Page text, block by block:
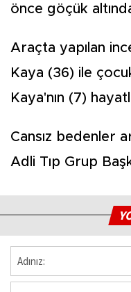
önce göçük
Araçta yapılan
Kaya (36) ile
Kaya'nın (7)
Cansız bedenler
Adli Tıp Grup